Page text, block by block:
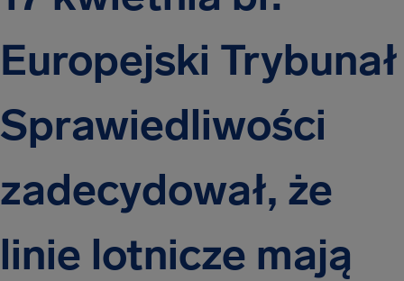
Europejski Trybunał
Sprawiedliwości
zadecydował, że
linie lotnicze mają